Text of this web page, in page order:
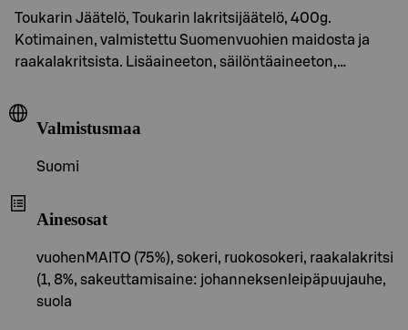
Toukarin Jäätelö, Toukarin lakritsijäätelö, 400g.
Kotimainen, valmistettu Suomenvuohien maidosta ja
raakalakritsista. Lisäaineeton, säilöntäaineeton,…
Valmistusmaa
Suomi
Ainesosat
vuohenMAITO (75%), sokeri, ruokosokeri, raakalakritsi
(1, 8%, sakeuttamisaine: johanneksenleipäpuujauhe,
suola